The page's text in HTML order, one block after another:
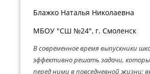
Блажко Наталья Николаевна
МБОУ "СШ №24", г. Смоленск
В современное время выпускники
эффективно решать задачи,
перед ними в повседневной жизни: